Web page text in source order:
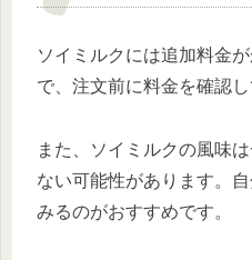
ソイミルクには追加料金
で、注文前に料金を確認
また、ソイミルクの風味
ない可能性があります。
みるのがおすすめです。